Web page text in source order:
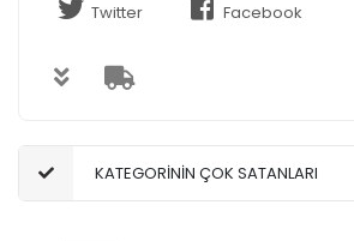
Twitter Facebook
KATEGORİNİN ÇOK SATANLARI